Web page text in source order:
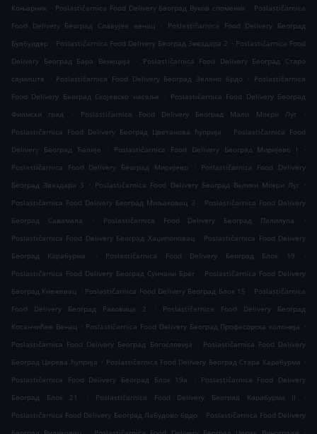
Коњарник . Poslastičarnica Food Delivery Београд Вуков споменик . Poslastičarnica
Food Delivery Београд Славујев венац
.
Poslastičarnica Food Delivery Београд
Булбулдер . Poslastičarnica Food Delivery Београд Звездара 2 . Poslastičarnica Food
Delivery Београд Бара Венеција
.
Poslastičarnica Food Delivery Београд Старо
сајмиште
. Poslastičarnica Food Delivery Београд Зелено брдо . Poslastičarnica
Food Delivery Београд Скојевско насеље
. Poslastičarnica Food Delivery Београд
Филмски град
. Poslastičarnica Food Delivery Београд Мали Мокри Луг
.
Poslastičarnica Food Delivery Београд Цветанова ћуприја
. Poslastičarnica Food
Delivery Београд Ћалије
. Poslastičarnica Food Delivery Београд Миријево I
.
Poslastičarnica Food Delivery Београд Миријево
.
Poslastičarnica Food Delivery
Београд Звездара 3
. Poslastičarnica Food Delivery Београд Велики Мокри Луг .
Poslastičarnica Food Delivery Београд Миљаковац 3 . Poslastičarnica Food Delivery
Београд Савамала
. Poslastičarnica Food Delivery Београд Палилула
.
Poslastičarnica Food Delivery Београд Хаџипоповац . Poslastičarnica Food Delivery
Београд Карабурма
. Poslastičarnica Food Delivery Београд Блок 19
.
Poslastičarnica Food Delivery Београд Сунчани Брег . Poslastičarnica Food Delivery
Београд Кнежевац . Poslastičarnica Food Delivery Београд Блок 15 . Poslastičarnica
Food Delivery Београд Раковица 2
.
Poslastičarnica Food Delivery Београд
Косанчићев Венац . Poslastičarnica Food Delivery Београд Професорска колонија .
Poslastičarnica Food Delivery Београд Богословија
. Poslastičarnica Food Delivery
Београд Царева ћуприја . Poslastičarnica Food Delivery Београд Стара Карабурма .
Poslastičarnica Food Delivery Београд Блок 19а
.
Poslastičarnica Food Delivery
Београд Блок 21
. Poslastičarnica Food Delivery Београд Карабурма II
.
Poslastičarnica Food Delivery Београд Лабудово брдо . Poslastičarnica Food Delivery
.
.